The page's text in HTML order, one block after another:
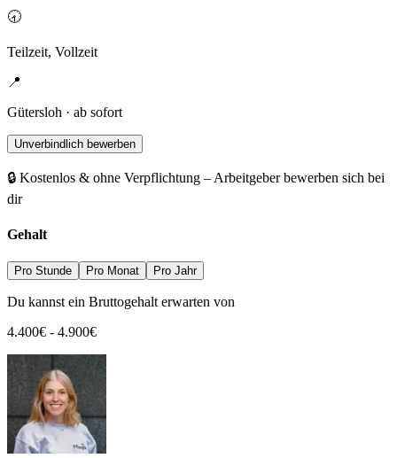
🕣
Teilzeit, Vollzeit
📍
Gütersloh · ab sofort
Unverbindlich bewerben
🔒 Kostenlos & ohne Verpflichtung – Arbeitgeber bewerben sich bei
dir
Gehalt
Pro Stunde Pro Monat Pro Jahr
Du kannst ein Bruttogehalt erwarten von
4.400€ - 4.900€